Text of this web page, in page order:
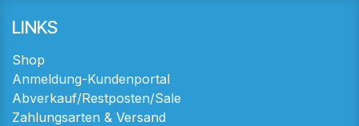
LINKS
Shop
Anmeldung-Kundenportal
Abverkauf/Restposten/Sale
Zahlungsarten & Versand